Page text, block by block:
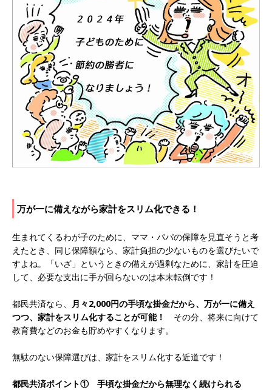
万が一に備えながら家計をスリム化できる！
生まれてくるわが子のために、ママ・パパの保障を見直そうと考
えたとき、同じ保障額なら、家計負担の少ないものを選びたいで
すよね。「いざ」というときの備えが過剰なために、家計を圧迫
して、必要な支出に手が回らないのは本末転倒です！
都民共済なら、
月々2,000円の手頃な掛金だから、万が一に備え
つつ、家計をスリム化することが可能！
その分、将来に向けて
教育費などのお金も貯めやすくなります。
無駄のない保障選びは、家計をスリム化する近道です！
都民共済ポイント① 手頃な掛金だから無理なく続けられる